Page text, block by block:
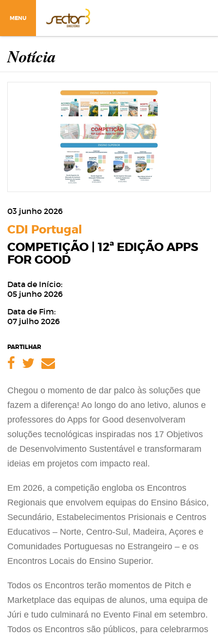
MENU
Notícia
03 junho 2026
CDI Portugal
COMPETIÇÃO | 12ª EDIÇÃO APPS
FOR GOOD
Data de Início:
05 junho 2026
Data de Fim:
07 julho 2026
PARTILHAR
Facebook
Twitter
Email
Chegou o momento de dar palco às soluções que
fazem a diferença! Ao longo do ano letivo, alunos e
professores do Apps for Good desenvolveram
soluções tecnológicas inspiradas nos 17 Objetivos
de Desenvolvimento Sustentável e transformaram
ideias em projetos com impacto real.
Em 2026, a competição engloba os Encontros
Regionais que envolvem equipas do Ensino Básico,
Secundário, Estabelecimentos Prisionais e Centros
Educativos – Norte, Centro-Sul, Madeira, Açores e
Comunidades Portuguesas no Estrangeiro – e os
Encontros Locais do Ensino Superior.
Todos os Encontros terão momentos de Pitch e
Marketplace das equipas de alunos, uma equipa de
Júri e tudo culminará no Evento Final em setembro.
Todos os Encontros são públicos, para celebrarmos